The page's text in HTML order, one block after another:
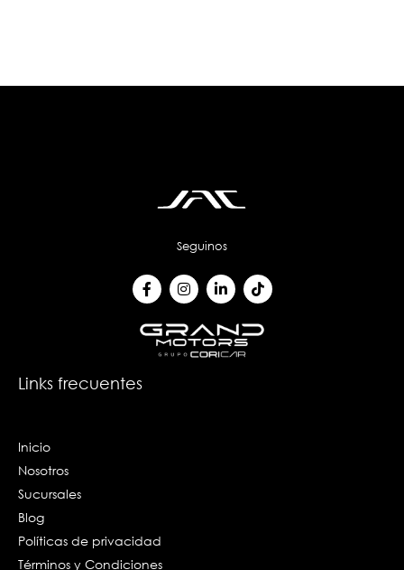
Seguinos
F
a
c
e
b
I
n
s
t
a
g
L
i
n
k
e
d
T
i
k
t
o
Links frecuentes
Inicio
Nosotros
Sucursales
Blog
Políticas de privacidad
Términos y Condiciones